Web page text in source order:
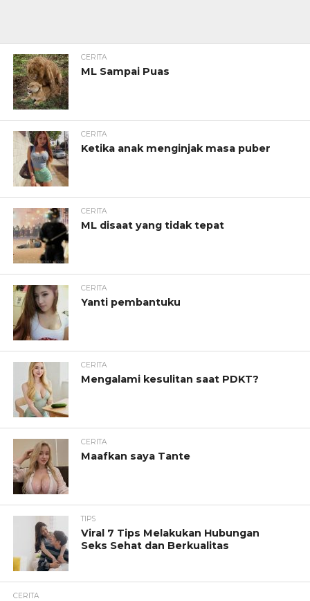
CERITA
ML Sampai Puas
CERITA
Ketika anak menginjak masa puber
CERITA
ML disaat yang tidak tepat
CERITA
Yanti pembantuku
CERITA
Mengalami kesulitan saat PDKT?
CERITA
Maafkan saya Tante
TIPS
Viral 7 Tips Melakukan Hubungan
Seks Sehat dan Berkualitas
CERITA